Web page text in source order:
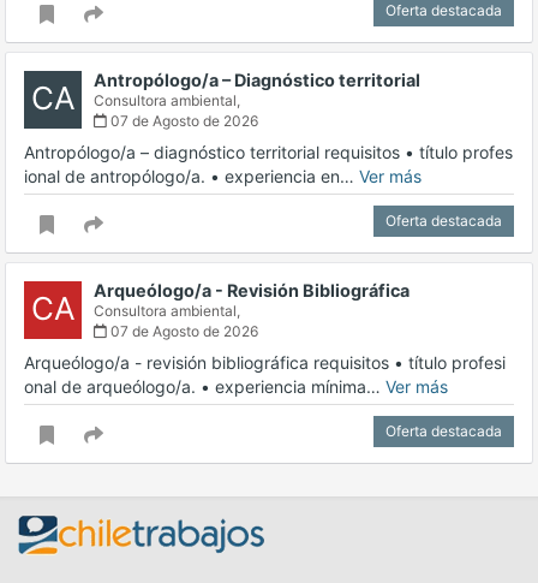
Oferta destacada
CA Antropólogo/a – Diagnóstico territorial
Consultora ambiental,
07 de Agosto de 2026
Antropólogo/a – diagnóstico territorial requisitos • título profes
ional de antropólogo/a. • experiencia en… Ver más
Oferta destacada
CA Arqueólogo/a - Revisión Bibliográfica
Consultora ambiental,
07 de Agosto de 2026
Arqueólogo/a - revisión bibliográfica requisitos • título profesi
onal de arqueólogo/a. • experiencia mínima… Ver más
Oferta destacada